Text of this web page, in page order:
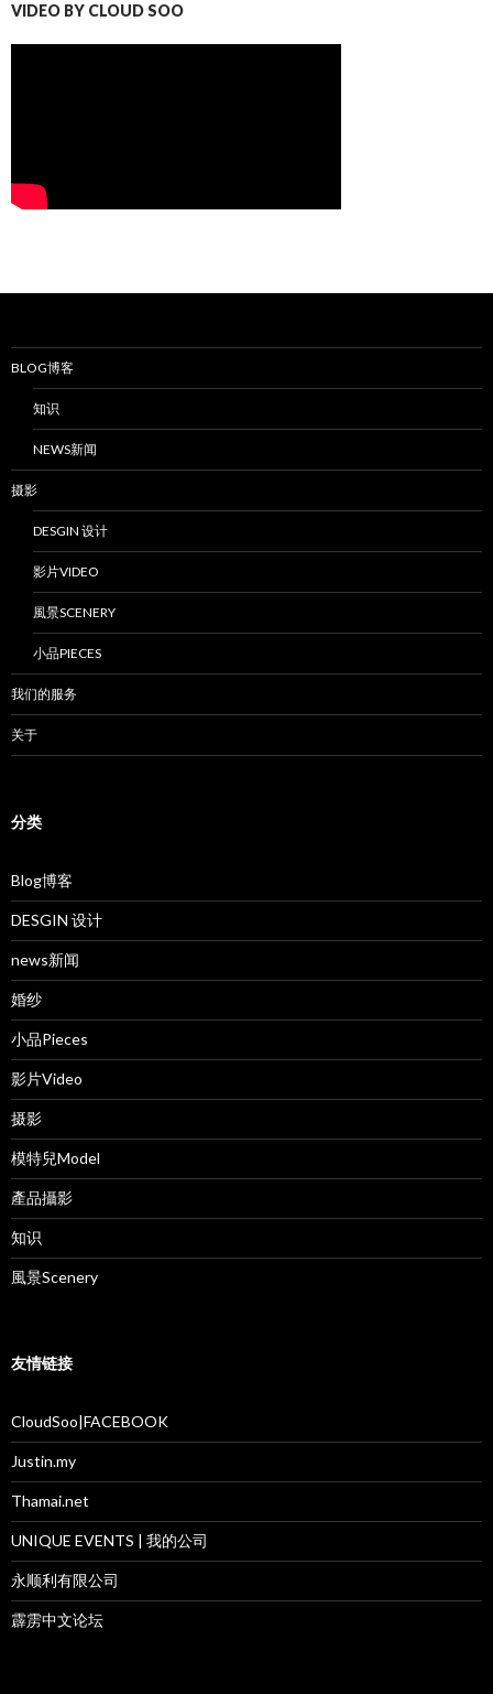
VIDEO BY CLOUD SOO
BLOG博客
知识
NEWS新闻
摄影
DESGIN 设计
影片VIDEO
風景SCENERY
小品PIECES
我们的服务
关于
分类
Blog博客
DESGIN 设计
news新闻
婚纱
小品Pieces
影片Video
摄影
模特兒Model
產品攝影
知识
風景Scenery
友情链接
CloudSoo|FACEBOOK
Justin.my
Thamai.net
UNIQUE EVENTS | 我的公司
永顺利有限公司
霹雳中文论坛